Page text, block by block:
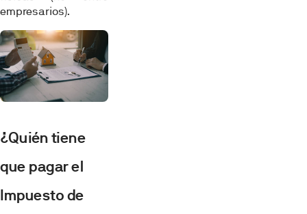
empresarios).
¿Quién tiene
que pagar el
Impuesto de